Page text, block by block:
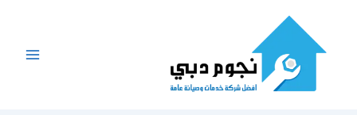
المحتوى